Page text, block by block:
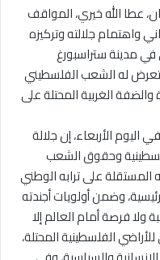
عطا الله خيري، المواقف
واهتمام جلالته وتركيزه
في مدينة ستراسبورغ
له الشعب الفلسطيني
الغربية المحتلة على
الأربعاء، إن جلالة
وحقوق الشعب
على ترابه الوطني
وضمن أولويات أجندته
ولا فرصة أمام العالم إلا
الفلسطينية المحتلة،